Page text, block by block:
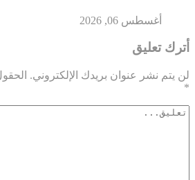
أغسطس 06, 2026
أترك تعليق
لن يتم نشر عنوان بريدك الإلكتروني.
*